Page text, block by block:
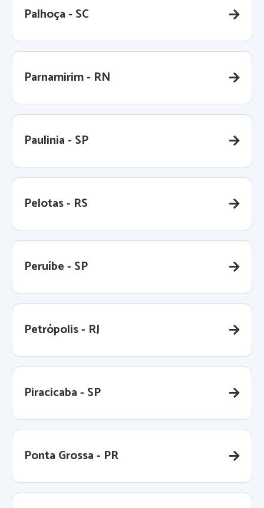
Palhoça - SC
Parnamirim - RN
Paulinia - SP
Pelotas - RS
Peruíbe - SP
Petrópolis - RJ
Piracicaba - SP
Ponta Grossa - PR